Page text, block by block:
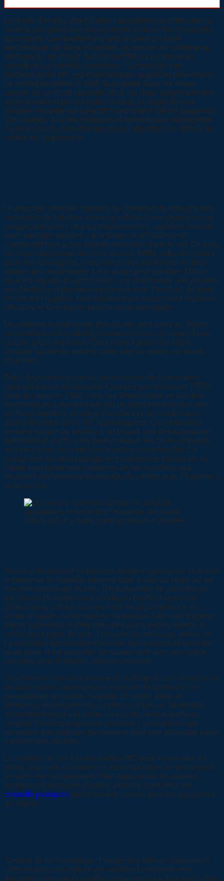
Le mode d’emploi des toilettes japonaises peut dérouter un
visiteur non averti, tant leur diversité et leurs fonctionnalités
sont riches. Ces toilettes incluent souvent un bidet
électronique, un siège chauffant, ou encore un système de
séchage à l’air chaud, le tout contrôlé via un panneau
complexe ou une télécommande. Comprendre ces
fonctionnalités WC est essentiel pour apprécier pleinement
ce confort moderne. À côté, la propreté dans les onsen
repose sur un rituel japonais strict : se laver soigneusement
avant d’entrer dans les bains chauds, et respecter une
certaine étiquette qui garantit l’harmonie entre les baigneurs.
Ces usages, à la fois pratiques et symboliques, témoignent
d’une vision du bien-être qui place l’attention aux détails au
centre de l’expérience.
Le paysage sanitaire japonais se compose de trois grandes
catégories de toilettes, chacune reflétant une époque ou un
usage particulier. Les plus traditionnelles, appelées washiki
toire, sont des toilettes « à la turque » où l’utilisateur
s’accroupit face à une cuvette encastrée dans le sol. Ce type,
très répandu jusque dans les années 1960, subsiste encore
dans les campagnes, certaines écoles anciennes ou lieux
publics peu modernisés. Leur usage peut sembler difficile
pour les voyageurs occidentaux, car il demande une position
peu familière et physiquement exigeante. Pourtant, du point
de vue de l’hygiène, ces toilettes sans contact sont réputées
efficaces et bénéfiques pour la santé intestinale.
Les toilettes occidentales classiques, plus rares au Japon,
ressemblent aux modèles européens avec un siège et une
chasse d’eau manuelle. Elles restent présentes dans
certains bâtiments anciens mais sont de moins en moins
courantes.
Enfin, les washlets sont la quintessence de l’innovation
japonaise dans ce domaine. Lancées par la marque TOTO
dans les années 1980, elles ont démocratisé les toilettes
électroniques caractérisées par un bidet électronique avec
jet d’eau réglable, un siège chauffant et de nombreuses
autres fonctionnalités WC sophistiquées. Ces dispositifs
peuvent inclure un séchoir à air chaud, une désodorisation
automatique et des sons pour masquer les bruits corporels,
assurant ainsi une expérience intime et confortable. La
plupart des toilettes publiques et résidences modernes au
Japon sont désormais équipées de ces washlets, qui
incarnent parfaitement le mariage du confort et de l’hygiène à
la japonaise.
Au cœur du mode d’emploi des toilettes japonaises se trouve
le panneau de contrôle souvent situé à côté du siège ou sur
une télécommande murale. Il est essentiel de commencer
par ajuster la température du siège chauffant selon ses
préférences, surtout lors des mois les plus froids. Le jet
d’eau, réglable en intensité et en position, offre une hygiène
intime supérieure à celle procurée par le papier toilette. Il
existe deux types de jets : l’un pour un nettoyage arrière, et
l’autre bidet, spécialement destiné aux femmes. Pour éviter
toute gêne, il est conseillé de commencer avec une faible
pression, puis d’adapter progressivement.
Les fonctions annexes comme le séchage à l’air chaud ou la
désodorisation automatiques terminent l’expérience en
garantissant un confort maximal. En outre, dans de
nombreux établissements, la chasse d’eau se déclenche
automatiquement à la sortie. Une autre astuce pratique :
certains modèles proposent un mode « utilisateur » qui
mémorise vos réglages personnels pour une utilisation future
parfaitement adaptée.
La maîtrise de ces fonctionnalités WC peut surprendre au
début, mais elle transforme le rituel quotidien en un moment
de bien-être exceptionnel. Pour approfondir les bonnes
pratiques et découvrir d’autres astuces, consultez des
conseils pratiques spécialement conçus pour les voyageurs
au Japon.
Au-delà de la technologie, l’usage des toilettes japonaises
s’inscrit dans une culture qui valorise la propreté et la
discrétion. Un aspect notable est la présence fréquente, dans